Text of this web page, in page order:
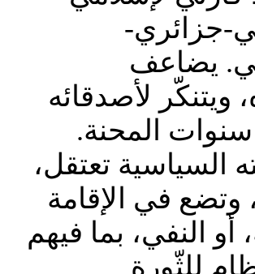
جزائري-
يضاعف
ويتنكّر لأصدقائه
سنوات المحنة.
السياسية تعتقل،
وتضع في الإقامة
أو النفي، بما فيهم
للثّورة